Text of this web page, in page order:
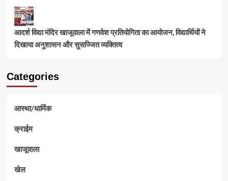
आदर्श विद्या मंदिर खाजूवाला में गणवेश प्रतियोगिता का आयोजन, विद्यार्थियों ने
दिखाया अनुशासन और सुसज्जित व्यक्तित्व
Categories
आस्था/धार्मिक
क्राईम
खाजूवाला
खेल